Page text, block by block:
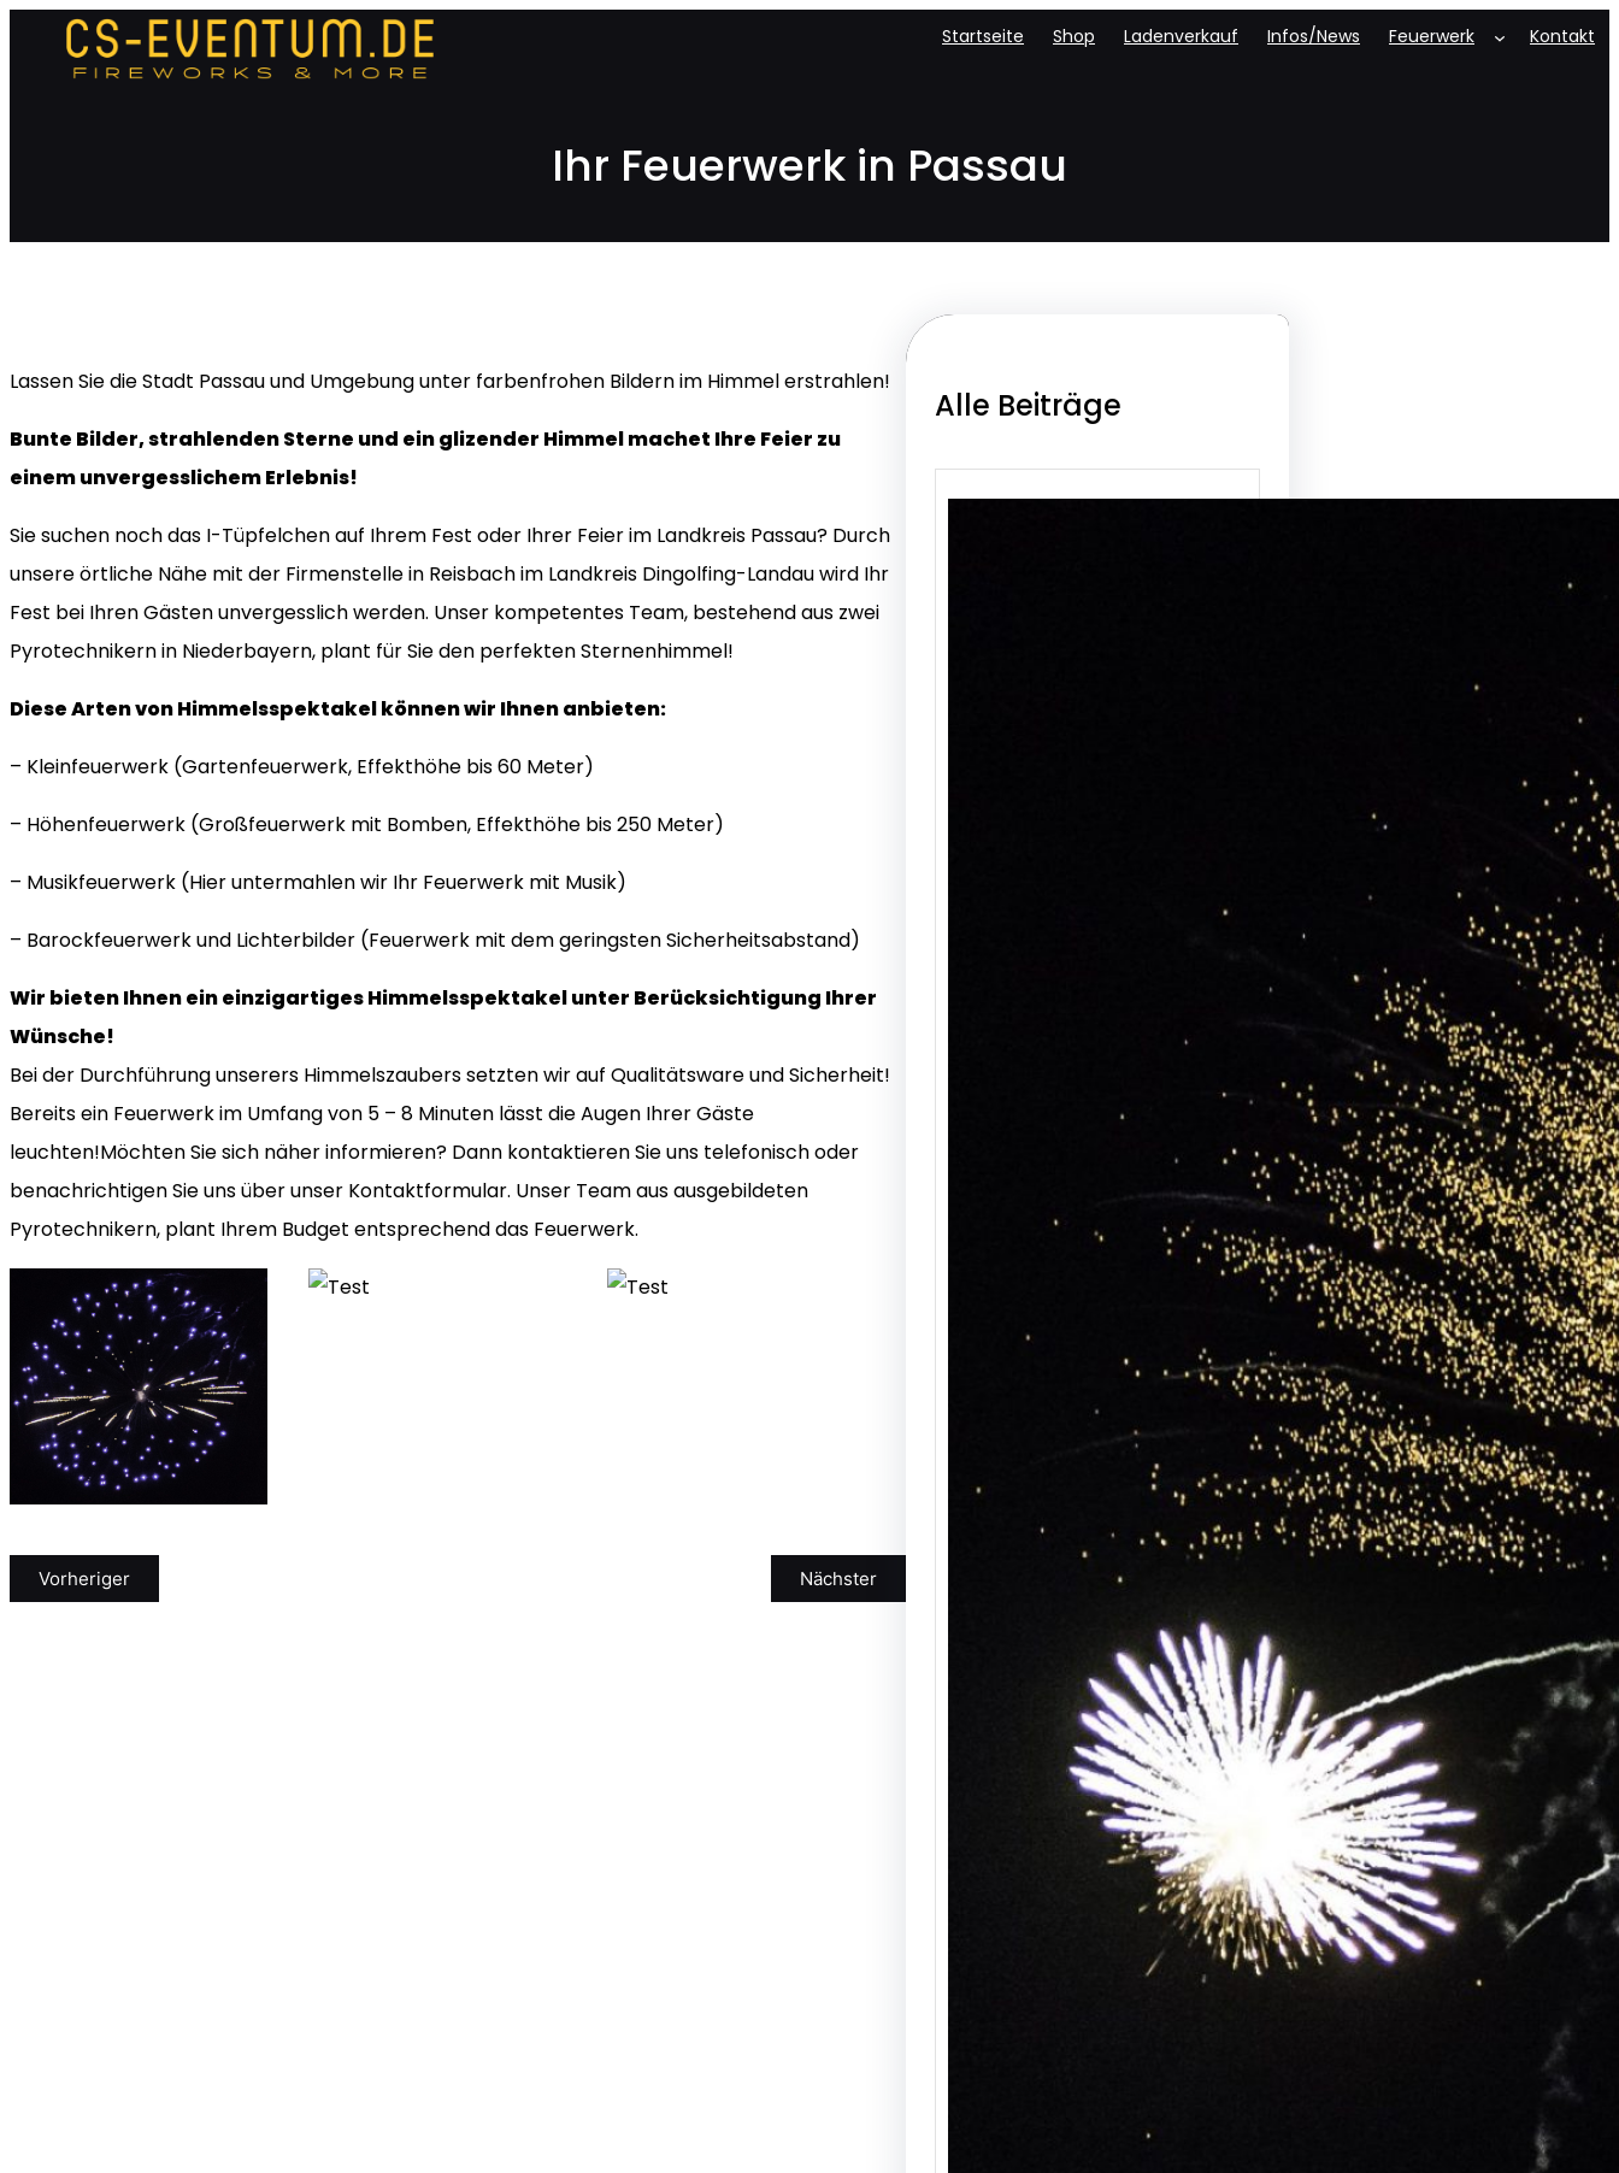
springen
Startseite Shop Ladenverkauf Infos/News Feuerwerk Kontakt
Ihr Feuerwerk in Passau
Lassen Sie die Stadt Passau und Umgebung unter farbenfrohen Bildern im Himmel erstrahlen!
Bunte Bilder, strahlenden Sterne und ein glizender Himmel machet Ihre Feier zu
einem unvergesslichem Erlebnis!
Sie suchen noch das I-Tüpfelchen auf Ihrem Fest oder Ihrer Feier im Landkreis Passau? Durch
unsere örtliche Nähe mit der Firmenstelle in Reisbach im Landkreis Dingolfing-Landau wird Ihr
Fest bei Ihren Gästen unvergesslich werden. Unser kompetentes Team, bestehend aus zwei
Pyrotechnikern in Niederbayern, plant für Sie den perfekten Sternenhimmel!
Diese Arten von Himmelsspektakel können wir Ihnen anbieten:
– Kleinfeuerwerk (Gartenfeuerwerk, Effekthöhe bis 60 Meter)
– Höhenfeuerwerk (Großfeuerwerk mit Bomben, Effekthöhe bis 250 Meter)
– Musikfeuerwerk (Hier untermahlen wir Ihr Feuerwerk mit Musik)
– Barockfeuerwerk und Lichterbilder (Feuerwerk mit dem geringsten Sicherheitsabstand)
Wir bieten Ihnen ein einzigartiges Himmelsspektakel unter Berücksichtigung Ihrer
Wünsche!
Bei der Durchführung unserers Himmelszaubers setzten wir auf Qualitätsware und Sicherheit!
Bereits ein Feuerwerk im Umfang von 5 – 8 Minuten lässt die Augen Ihrer Gäste
leuchten!Möchten Sie sich näher informieren? Dann kontaktieren Sie uns telefonisch oder
benachrichtigen Sie uns über unser Kontaktformular. Unser Team aus ausgebildeten
Pyrotechnikern, plant Ihrem Budget entsprechend das Feuerwerk.
Vorheriger Nächster
Alle Beiträge
Ihr Feuerwerk in
Deggendorf
Bringen Sie die Augen
Ihrer Gäste, durch eine
spektakuläre